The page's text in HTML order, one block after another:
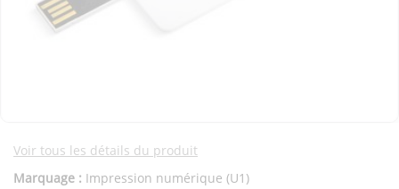
Voir tous les détails du produit
Marquage : Impression numérique (U1)